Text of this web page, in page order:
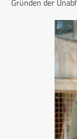
Gründen der